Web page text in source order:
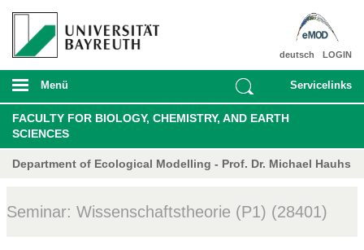
LOGIN
deutsch
Menü Servicelinks
FACULTY FOR BIOLOGY, CHEMISTRY, AND EARTH
SCIENCES
Department of Ecological Modelling - Prof. Dr. Michael Hauhs
Seminar: Wissenschaftstheorie (P1) (28401)